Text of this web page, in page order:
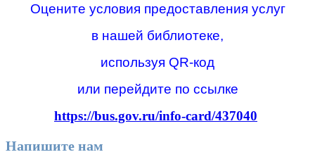
Оцените условия предоставления услуг
в нашей библиотеке,
используя QR-код
или перейдите по ссылке
https://bus.gov.ru/info-card/437040
Напишите нам